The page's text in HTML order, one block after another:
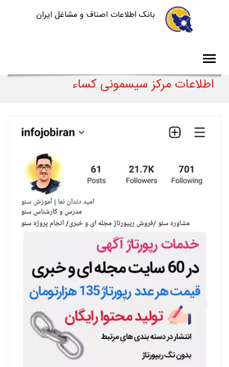
بانک اطلاعات اصناف و مشاغل ایران
اطلاعات مرکز سیسمونی کساء